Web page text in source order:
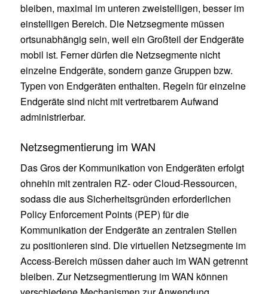
bleiben, maximal im unteren zweistelligen, besser im
einstelligen Bereich. Die Netzsegmente müssen
ortsunabhängig sein, weil ein Großteil der Endgeräte
mobil ist. Ferner dürfen die Netzsegmente nicht
einzelne Endgeräte, sondern ganze Gruppen bzw.
Typen von Endgeräten enthalten. Regeln für einzelne
Endgeräte sind nicht mit vertretbarem Aufwand
administrierbar.
Netzsegmentierung im WAN
Das Gros der Kommunikation von Endgeräten erfolgt
ohnehin mit zentralen RZ- oder Cloud-Ressourcen,
sodass die aus Sicherheitsgründen erforderlichen
Policy Enforcement Points (PEP) für die
Kommunikation der Endgeräte an zentralen Stellen
zu positionieren sind. Die virtuellen Netzsegmente im
Access-Bereich müssen daher auch im WAN getrennt
bleiben. Zur Netzsegmentierung im WAN können